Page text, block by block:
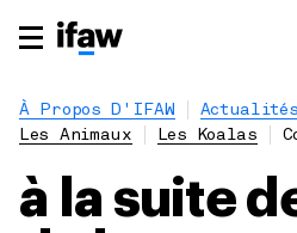
À Propos D'IFAW
Actualités
Les Animaux
Les Koalas
à la suite